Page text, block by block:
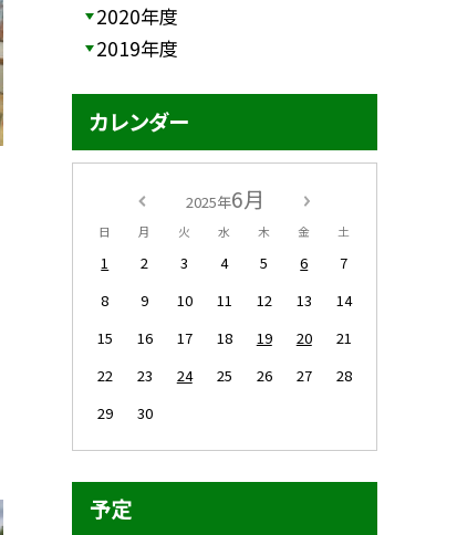
2020年度
2019年度
カレンダー
2025年6月
日 月 火 水 木 金 土
1 2 3 4 5 6
7
8
9 10 11 12 13
14
15
16 17 18 19 20
21
22
23 24 25 26 27
28
29
30
予定